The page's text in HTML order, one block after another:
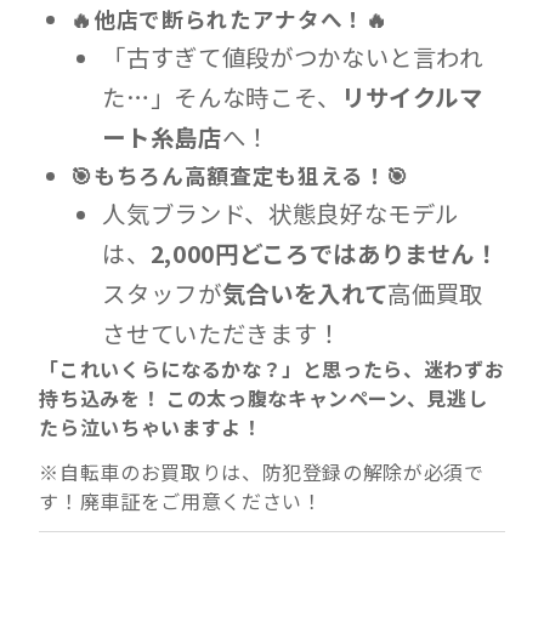
🔥他店で断られたアナタへ！🔥
「古すぎて値段がつかないと言われ
た…」そんな時こそ、
リサイクルマ
ート糸島店へ！
🎯もちろん高額査定も狙える！🎯
人気ブランド、状態良好なモデル
は、 2,000円どころではありません！
スタッフが気合いを入れて高価買取
させていただきます！
「これいくらになるかな？」と思ったら、迷わずお
持ち込みを！ この太っ腹なキャンペーン、見逃し
たら泣いちゃいますよ！
※自転車のお買取りは、防犯登録の解除が必須で
す！廃車証をご用意ください！